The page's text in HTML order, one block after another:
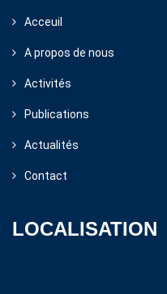
Acceuil
A propos de nous
Activités
Publications
Actualités
Contact
LOCALISATION